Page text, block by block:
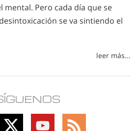
mental. Pero cada día que se
se va sintiendo el
leer más...
Follow
Follow
Follow